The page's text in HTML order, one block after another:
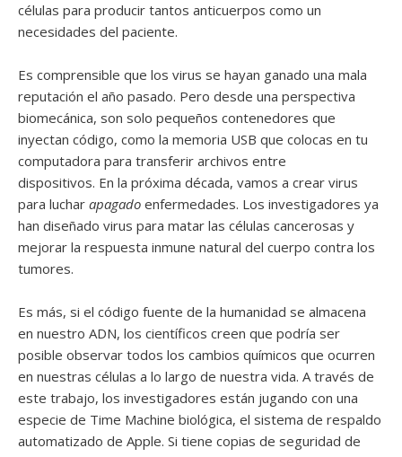
células para producir tantos anticuerpos como un
necesidades del paciente.
Es comprensible que los virus se hayan ganado una mala
reputación el año pasado. Pero desde una perspectiva
biomecánica, son solo pequeños contenedores que
inyectan código, como la memoria USB que colocas en tu
computadora para transferir archivos entre
dispositivos. En la próxima década, vamos a crear virus
para luchar apagado enfermedades. Los investigadores ya
han diseñado virus para matar las células cancerosas y
mejorar la respuesta inmune natural del cuerpo contra los
tumores.
Es más, si el código fuente de la humanidad se almacena
en nuestro ADN, los científicos creen que podría ser
posible observar todos los cambios químicos que ocurren
en nuestras células a lo largo de nuestra vida. A través de
este trabajo, los investigadores están jugando con una
especie de Time Machine biológica, el sistema de respaldo
automatizado de Apple. Si tiene copias de seguridad de